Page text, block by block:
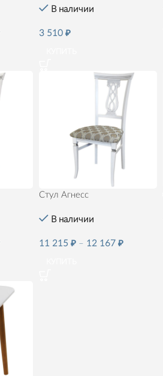
В наличии
3 510₽
Стул Агнесс
В наличии
11 215₽ – 12 167₽